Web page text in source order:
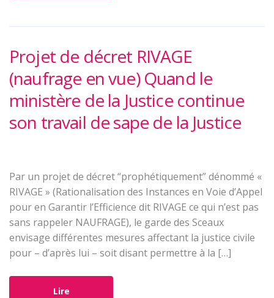
Projet de décret RIVAGE
(naufrage en vue) Quand le
ministère de la Justice continue
son travail de sape de la Justice
Par un projet de décret “prophétiquement” dénommé «
RIVAGE » (Rationalisation des Instances en Voie d’Appel
pour en Garantir l’Efficience dit RIVAGE ce qui n’est pas
sans rappeler NAUFRAGE), le garde des Sceaux
envisage différentes mesures affectant la justice civile
pour – d’après lui – soit disant permettre à la […]
Lire